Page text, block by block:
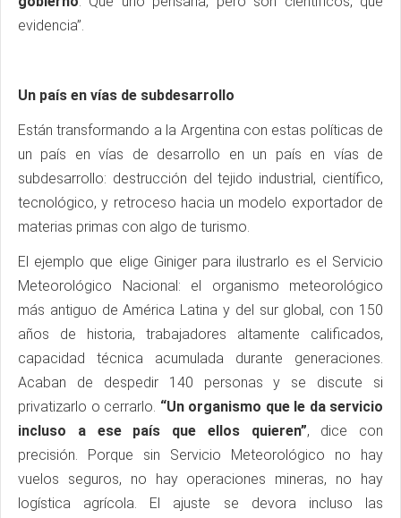
evidencia”.
Un país en vías de subdesarrollo
Están transformando a la Argentina con estas políticas de
un país en vías de desarrollo en un país en vías de
subdesarrollo: destrucción del tejido industrial, científico,
tecnológico, y retroceso hacia un modelo exportador de
materias primas con algo de turismo.
El ejemplo que elige Giniger para ilustrarlo es el Servicio
Meteorológico Nacional: el organismo meteorológico
más antiguo de América Latina y del sur global, con 150
años de historia, trabajadores altamente calificados,
capacidad técnica acumulada durante generaciones.
Acaban de despedir 140 personas y se discute si
privatizarlo o cerrarlo. “Un organismo que le da servicio
incluso a ese país que ellos quieren”, dice con
precisión. Porque sin Servicio Meteorológico no hay
vuelos seguros, no hay operaciones mineras, no hay
logística agrícola. El ajuste se devora incluso las